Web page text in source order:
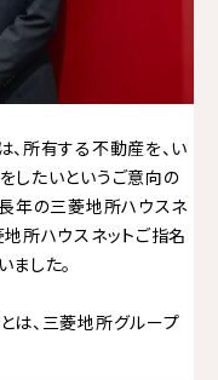
、所有する不動産を、い
したいというご意向の
年の三菱地所ハウスネ
所ハウスネットご指名
した。
は、三菱地所グループ